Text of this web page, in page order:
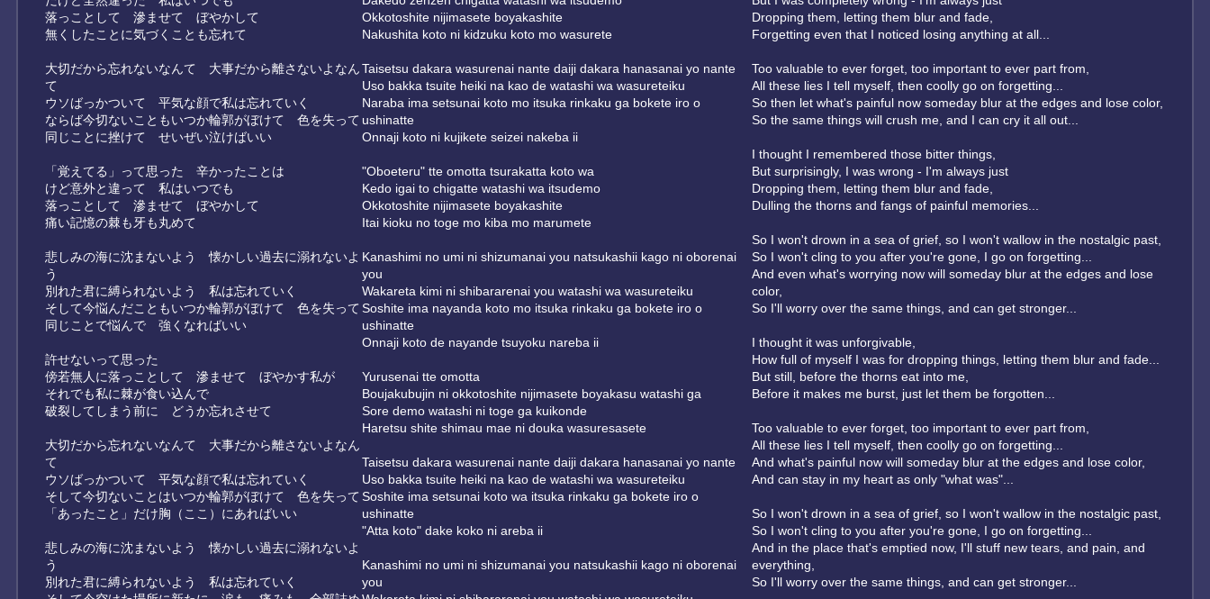
落っことして 滲ませて ぼやかして
無くしたことに気づくことも忘れて
大切だから忘れないなんて 大事だから離さないよなん
て
ウソばっかついて 平気な顔で私は忘れていく
ならば今切ないこともいつか輪郭がぼけて 色を失って
同じことに挫けて せいぜい泣けばいい
「覚えてる」って思った 辛かったことは
けど意外と違って 私はいつでも
落っことして 滲ませて ぼやかして
痛い記憶の棘も牙も丸めて
悲しみの海に沈まないよう 懐かしい過去に溺れないよ
う
別れた君に縛られないよう 私は忘れていく
そして今悩んだこともいつか輪郭がぼけて 色を失って
同じことで悩んで 強くなればいい
許せないって思った
傍若無人に落っことして 滲ませて ぼやかす私が
それでも私に棘が食い込んで
破裂してしまう前に どうか忘れさせて
大切だから忘れないなんて 大事だから離さないよなん
て
ウソばっかついて 平気な顔で私は忘れていく
そして今切ないことはいつか輪郭がぼけて 色を失って
「あったこと」だけ胸（ここ）にあればいい
悲しみの海に沈まないよう 懐かしい過去に溺れないよ
う
別れた君に縛られないよう 私は忘れていく
Okkotoshite nijimasete boyakashite
Nakushita koto ni kidzuku koto mo wasurete
Taisetsu dakara wasurenai nante daiji dakara hanasanai yo nante
Uso bakka tsuite heiki na kao de watashi wa wasureteiku
Naraba ima setsunai koto mo itsuka rinkaku ga bokete iro o
ushinatte
Onnaji koto ni kujikete seizei nakeba ii
"Oboeteru" tte omotta tsurakatta koto wa
Kedo igai to chigatte watashi wa itsudemo
Okkotoshite nijimasete boyakashite
Itai kioku no toge mo kiba mo marumete
Kanashimi no umi ni shizumanai you natsukashii kago ni oborenai
you
Wakareta kimi ni shibararenai you watashi wa wasureteiku
Soshite ima nayanda koto mo itsuka rinkaku ga bokete iro o
ushinatte
Onnaji koto de nayande tsuyoku nareba ii
Yurusenai tte omotta
Boujakubujin ni okkotoshite nijimasete boyakasu watashi ga
Sore demo watashi ni toge ga kuikonde
Haretsu shite shimau mae ni douka wasuresasete
Taisetsu dakara wasurenai nante daiji dakara hanasanai yo nante
Uso bakka tsuite heiki na kao de watashi wa wasureteiku
Soshite ima setsunai koto wa itsuka rinkaku ga bokete iro o
ushinatte
"Atta koto" dake koko ni areba ii
Kanashimi no umi ni shizumanai you natsukashii kago ni oborenai
you
Dropping them, letting them blur and fade,
Forgetting even that I noticed losing anything at all...
Too valuable to ever forget, too important to ever part from,
All these lies I tell myself, then coolly go on forgetting...
So then let what's painful now someday blur at the edges and lose color,
So the same things will crush me, and I can cry it all out...
I thought I remembered those bitter things,
But surprisingly, I was wrong - I'm always just
Dropping them, letting them blur and fade,
Dulling the thorns and fangs of painful memories...
So I won't drown in a sea of grief, so I won't wallow in the nostalgic past,
So I won't cling to you after you're gone, I go on forgetting...
And even what's worrying now will someday blur at the edges and lose
color,
So I'll worry over the same things, and can get stronger...
I thought it was unforgivable,
How full of myself I was for dropping things, letting them blur and fade...
But still, before the thorns eat into me,
Before it makes me burst, just let them be forgotten...
Too valuable to ever forget, too important to ever part from,
All these lies I tell myself, then coolly go on forgetting...
And what's painful now will someday blur at the edges and lose color,
And can stay in my heart as only "what was"...
So I won't drown in a sea of grief, so I won't wallow in the nostalgic past,
So I won't cling to you after you're gone, I go on forgetting...
And in the place that's emptied now, I'll stuff new tears, and pain, and
everything,
So I'll worry over the same things, and can get stronger...